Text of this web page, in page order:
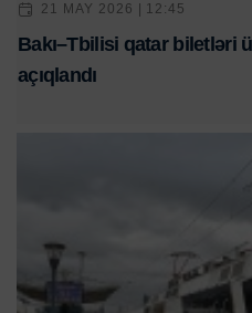
21 MAY 2026 | 12:45
Bakı–Tbilisi qatar biletləri
açıqlandı